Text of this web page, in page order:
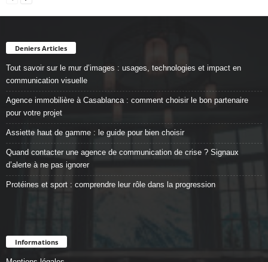
Deniers Articles
Tout savoir sur le mur d’images : usages, technologies et impact en
communication visuelle
Agence immobilière à Casablanca : comment choisir le bon partenaire
pour votre projet
Assiette haut de gamme : le guide pour bien choisir
Quand contacter une agence de communication de crise ? Signaux
d’alerte à ne pas ignorer
Protéines et sport : comprendre leur rôle dans la progression
Informations